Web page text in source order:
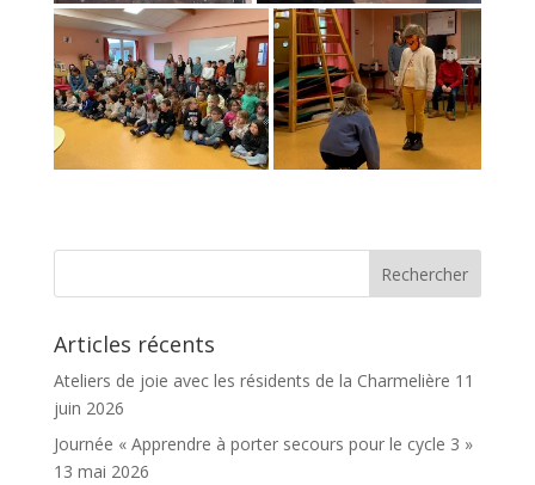
Articles récents
Ateliers de joie avec les résidents de la Charmelière 11
juin 2026
Journée « Apprendre à porter secours pour le cycle 3 »
13 mai 2026